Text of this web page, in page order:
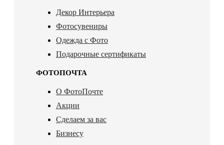
Декор Интерьера
Фотосувениры
Одежда с Фото
Подарочные сертификаты
ФОТОПОЧТА
О ФотоПочте
Акции
Сделаем за вас
Бизнесу